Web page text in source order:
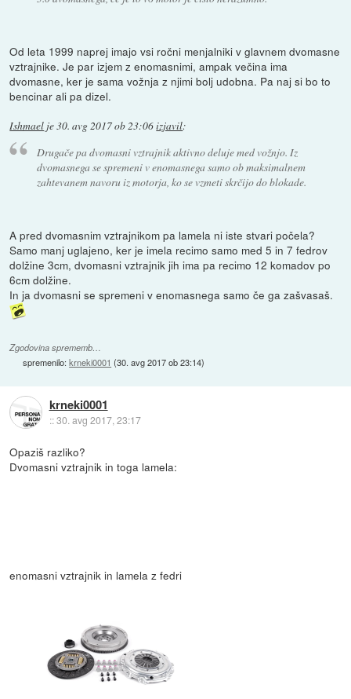
Od leta 1999 naprej imajo vsi ročni menjalniki v glavnem dvomasne
vztrajnike. Je par izjem z enomasnimi, ampak večina ima
dvomasne, ker je sama vožnja z njimi bolj udobna. Pa naj si bo to
bencinar ali pa dizel.
Ishmael je30. avg 2017 ob 23:06izjavil:
Drugače pa dvomasni vztrajnik aktivno deluje med vožnjo. Iz
dvomasnega se spremeni v enomasnega samo ob maksimalnem
zahtevanem navoru iz motorja, ko se vzmeti skrčijo do blokade.
A pred dvomasnim vztrajnikom pa lamela ni iste stvari počela?
Samo manj uglajeno, ker je imela recimo samo med 5 in 7 fedrov
dolžine 3cm, dvomasni vztrajnik jih ima pa recimo 12 komadov po
6cm dolžine.
In ja dvomasni se spremeni v enomasnega samo če ga zašvasaš.
Zgodovina sprememb…
spremenilo:krneki0001 (30. avg 2017 ob 23:14)
krneki0001
::30. avg 2017, 23:17
Opaziš razliko?
Dvomasni vztrajnik in toga lamela:
enomasni vztrajnik in lamela z fedri